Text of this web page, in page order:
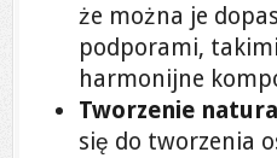
że można je
podporami,
harmonijne
Tworzenie
się do tworzenia